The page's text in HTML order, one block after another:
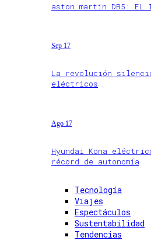
aston martin DB5: EL
Sep 17
La revolución
eléctricos
Ago 17
Hyundai Kona
récord de autonomía
Tecnología
Viajes
Espectáculos
Sustentabilidad
Tendencias